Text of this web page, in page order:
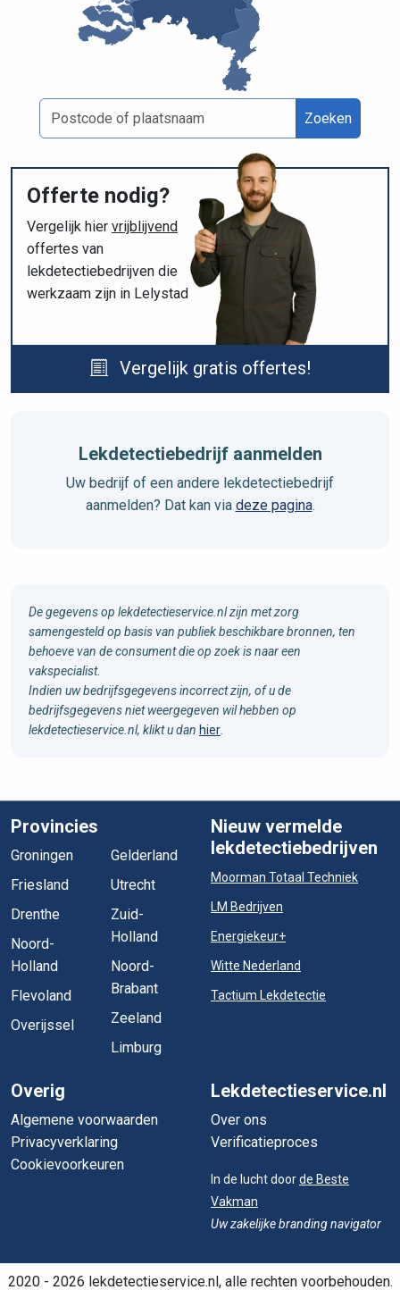
Zoeken
Offerte nodig?
Vergelijk hier vrijblijvend
offertes van
lekdetectiebedrijven die
werkzaam zijn in Lelystad
Vergelijk gratis offertes!
Lekdetectiebedrijf aanmelden
Uw bedrijf of een andere lekdetectiebedrijf
aanmelden? Dat kan via deze pagina.
De gegevens op lekdetectieservice.nl zijn met zorg
samengesteld op basis van publiek beschikbare bronnen, ten
behoeve van de consument die op zoek is naar een
vakspecialist.
Indien uw bedrijfsgegevens incorrect zijn, of u de
bedrijfsgegevens niet weergegeven wil hebben op
lekdetectieservice.nl, klikt u dan hier
Provincies
Groningen
Friesland
Drenthe
Noord-
Holland
Flevoland
Overijssel
Gelderland
Utrecht
Zuid-
Holland
Noord-
Brabant
Zeeland
Limburg
Nieuw vermelde
lekdetectiebedrijven
Moorman Totaal Techniek
LM Bedrijven
Energiekeur+
Witte Nederland
Tactium Lekdetectie
Overig
Algemene voorwaarden
Privacyverklaring
Cookievoorkeuren
Lekdetectieservice.nl
Over ons
Verificatieproces
In de lucht doorde Beste
Vakman
Uw zakelijke branding navigator
2020 - 2026 lekdetectieservice.nl, alle rechten voorbehouden.